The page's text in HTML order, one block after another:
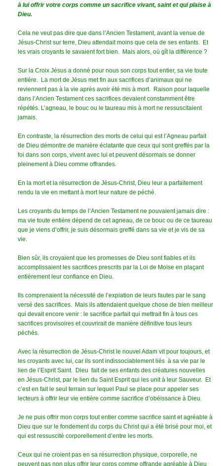
à lui offrir votre corps comme un sacrifice vivant, saint et qui plaise à
Dieu.
Cela ne veut pas dire que dans l’Ancien Testament, avant la venue de
Jésus-Christ sur terre, Dieu attendait moins que cela de ses enfants. Et
les vrais croyants le savaient fort bien. Mais alors, où gît la différence ?
Sur la Croix Jésus a donné pour nous son corps tout entier, sa vie toute
entière. La mort de Jésus met fin aux sacrifices d’animaux qui ne
reviennent pas à la vie après avoir été mis à mort. Raison pour laquelle
dans l’Ancien Testament ces sacrifices devaient constamment être
répétés. L’agneau, le bouc ou le taureau mis à mort ne ressuscitaient
jamais.
En contraste, la résurrection des morts de celui qui est l’Agneau parfait
de Dieu démontre de manière éclatante que ceux qui sont greffés par la
foi dans son corps, vivent avec lui et peuvent désormais se donner
pleinement à Dieu comme offrandes.
En la mort et la résurrection de Jésus-Christ, Dieu leur a parfaitement
rendu la vie en mettant à mort leur nature de péché.
Les croyants du temps de l’Ancien Testament ne pouvaient jamais dire :
ma vie toute entière dépend de cet agneau, de ce bouc ou de ce taureau
que je viens d’offrir, je suis désormais greffé dans sa vie et je vis de sa
vie.
Bien sûr, ils croyaient que les promesses de Dieu sont fiables et ils
accomplissaient les sacrifices prescrits par la Loi de Moïse en plaçant
entièrement leur confiance en Dieu.
Ils comprenaient la nécessité de l’expiation de leurs fautes par le sang
versé des sacrifices. Mais ils attendaient quelque chose de bien meilleur
qui devait encore venir : le sacrifice parfait qui mettrait fin à tous ces
sacrifices provisoires et couvrirait de manière définitive tous leurs
péchés.
Avec la résurrection de Jésus-Christ le nouvel Adam vit pour toujours, et
les croyants avec lui, car ils sont indissociablement liés à sa vie par le
lien de l’Esprit Saint. Dieu fait de ses enfants des créatures nouvelles
en Jésus-Christ, par le lien du Saint Esprit qui les unit à leur Sauveur. Et
c’est en fait le seul terrain sur lequel Paul se place pour appeler ses
lecteurs à offrir leur vie entière comme sacrifice d’obéissance à Dieu.
Je ne puis offrir mon corps tout entier comme sacrifice saint et agréable à
Dieu que sur le fondement du corps du Christ qui a été brisé pour moi, et
qui est ressuscité corporellement d’entre les morts.
Ceux qui ne croient pas en sa résurrection physique, corporelle, ne
peuvent pas non plus offrir leur corps comme offrande agréable à Dieu